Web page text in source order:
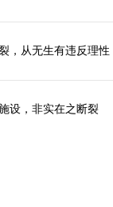
，从无生有违反理性
设，非实在之断裂